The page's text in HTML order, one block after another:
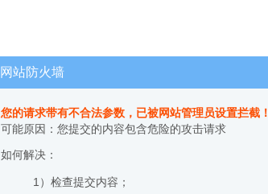
网站防火墙
您的请求带有不合法参数，已被网站管理员设置拦截！
可能原因：您提交的内容包含危险的攻击请求
如何解决：
1）检查提交内容；